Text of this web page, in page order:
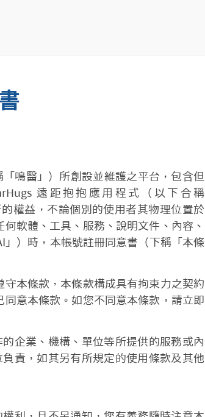
鳴醫」）所創設並維護之平台，包含但
遠距抱抱應用程式（以下合稱
權益，不論個別的使用者其物理位置於
軟體、工具、服務、說明文件、內容、
）時，本帳號註冊同意書（下稱「本條
本條款，本條款構成具有拘束力之契約
意本條款。如您不同意本條款，請立即
企業、機構、單位等所提供的服務或內
責，如其另有所規定的使用條款及其他